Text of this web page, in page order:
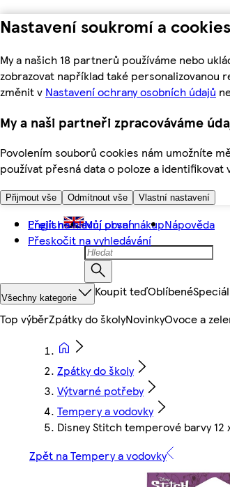
Nastavení soukromí a cookies
My a našich 18 partnerů používáme nebo
zobrazovat například také personalizovanou
změnit v Nastavení ochrany osobních údajů
My a naši partneři zpracováváme
Povolením souborů cookies nám umožníte
používat přesná data o poloze a identifikovat
Přijmout vše Odmítnout vše Vlastní nastavení
Přejít na hlavní obsah
Přeskočit na vyhledávání
English Můj první nákupNápověda
Všechny kategorie Koupit teďOblíbené
Top výběrZpátky do školyNovinkyOvoce a
Zpátky do školy
Výtvarné potřeby
Tempery a vodovky
Disney Stitch temperové barvy 12
Zpět na Tempery a vodovky